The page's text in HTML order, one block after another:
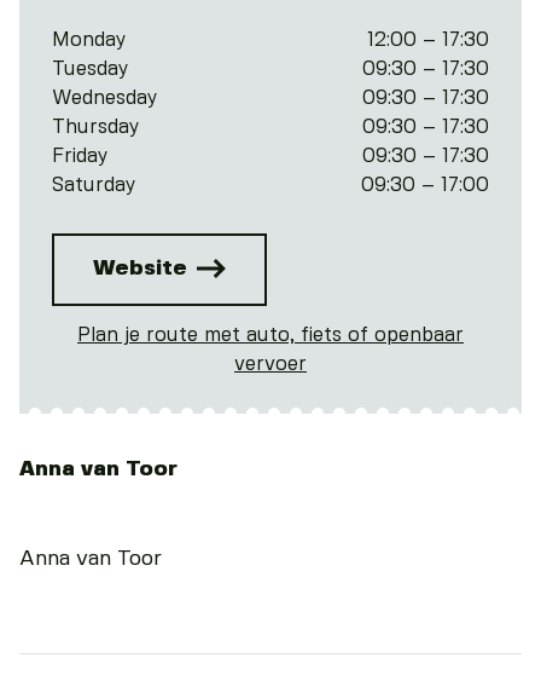
Monday
12:00 – 17:30
Tuesday
09:30 – 17:30
Wednesday
09:30 – 17:30
Thursday
09:30 – 17:30
Friday
09:30 – 17:30
Saturday
09:30 – 17:00
Website
Plan je route met auto, fiets of openbaar
vervoer
Anna van Toor
Anna van Toor